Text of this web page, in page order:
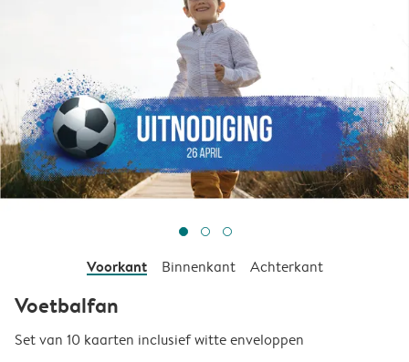
Voorkant Binnenkant Achterkant
Voetbalfan
Set van 10 kaarten inclusief witte enveloppen